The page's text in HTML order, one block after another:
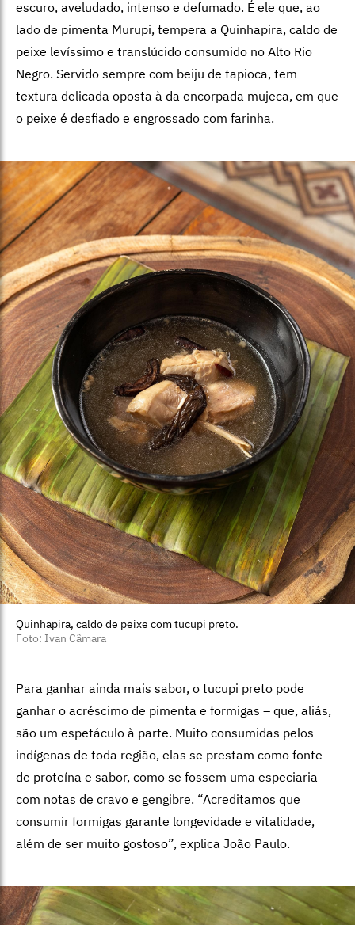
escuro, aveludado, intenso e defumado. É ele que, ao
lado de pimenta Murupi, tempera a Quinhapira, caldo de
peixe levíssimo e translúcido consumido no Alto Rio
Negro. Servido sempre com beiju de tapioca, tem
textura delicada oposta à da encorpada mujeca, em que
o peixe é desfiado e engrossado com farinha.
Quinhapira, caldo de peixe com tucupi preto.
Foto: Ivan Câmara
Para ganhar ainda mais sabor, o tucupi preto pode
ganhar o acréscimo de pimenta e formigas – que, aliás,
são um espetáculo à parte. Muito consumidas pelos
indígenas de toda região, elas se prestam como fonte
de proteína e sabor, como se fossem uma especiaria
com notas de cravo e gengibre. “Acreditamos que
consumir formigas garante longevidade e vitalidade,
além de ser muito gostoso”, explica João Paulo.